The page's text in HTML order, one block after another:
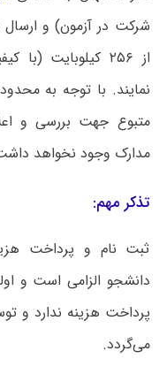
از ۲۵۶ کیلوبایت
نمایند. با توجه به
متبوع جهت بررسی و
مدارک وجود نخواهد
تذکر مهم:
ثبت نام و پرداخت
دانشجو الزامی است و
پرداخت هزینه ندارد و
می‌گردد.